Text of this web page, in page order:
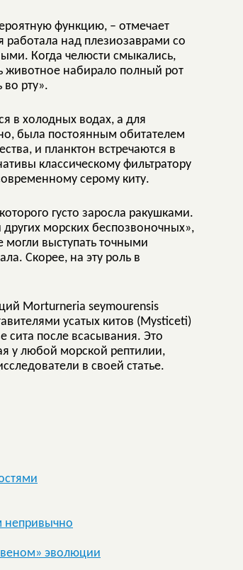
функцию, – отмечает
над плезиозаврами со
Когда челюсти смыкались,
животное набирало полный рот
рту».
в холодных водах, а для
была постоянным обитателем
и планктон встречаются в
классическому фильтратору
серому киту.
густо заросла ракушками.
морских беспозвоночных»,
могли выступать точными
Скорее, на эту роль в
Morturneria seymourensis
усатых китов (Mysticeti)
сита после всасывания. Это
у любой морской рептилии,
в своей статье.
непривычно
эволюции